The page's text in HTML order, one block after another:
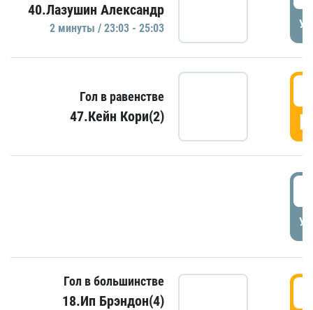
40.Лазушин Александр
2 минуты / 23:03 - 25:03
Гол в равенстве
47.Кейн Кори(2)
Гол в большинстве
18.Ип Брэндон(4)